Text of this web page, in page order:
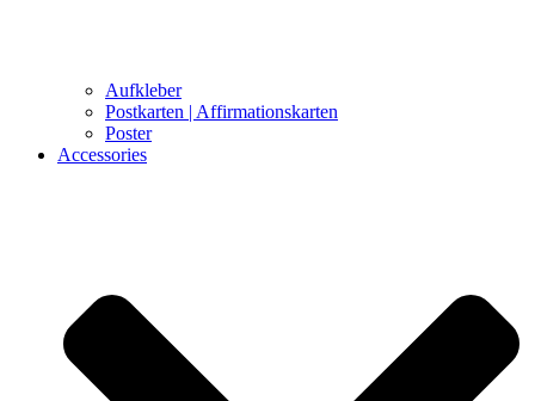
Aufkleber
Postkarten | Affirmationskarten
Poster
Accessories